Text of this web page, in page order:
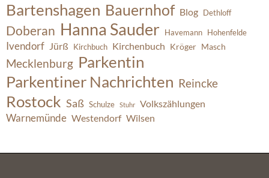
Bartenshagen Bauernhof Blog Dethloff
Doberan Hanna Sauder Havemann Hohenfelde
Ivendorf Jürß Kirchbuch Kirchenbuch Kröger Masch
Mecklenburg Parkentin
Parkentiner Nachrichten Reincke
Rostock Saß Schulze Stuhr Volkszählungen
Warnemünde Westendorf Wilsen